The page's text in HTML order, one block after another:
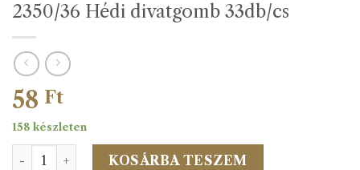
2350/36 Hédi divatgomb 33db/cs
58 Ft
158 készleten
2350/36 Hédi divatgomb 33db/cs mennyiség
KOSÁRBA TESZEM